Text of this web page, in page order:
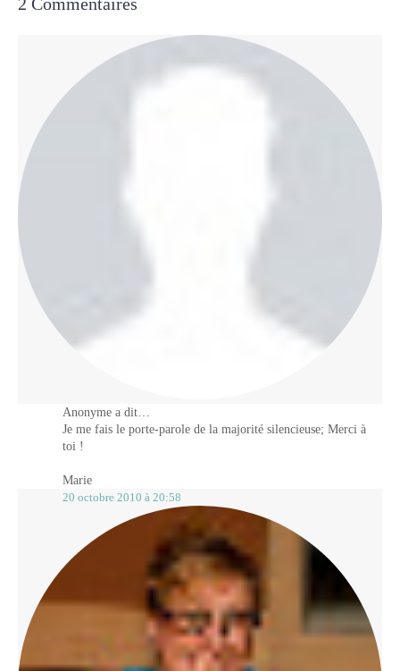
Anonyme a dit…
Je me fais le porte-parole de la majorité silencieuse; Merci à
toi !
Marie
20 octobre 2010 à 20:58